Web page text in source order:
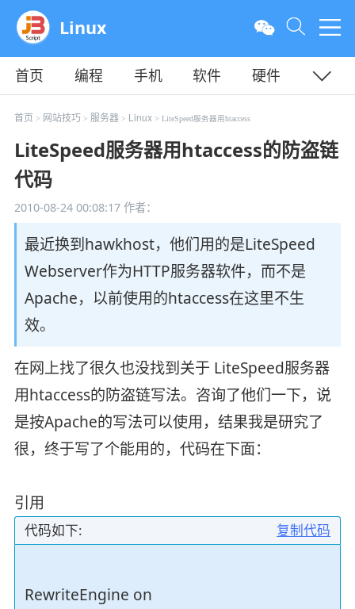
Linux
首页 编程 手机 软件
硬件
教程
平面 服务器
首页 > 网站技巧 > 服务器> Linux> LiteSpeed服务器用htaccess
LiteSpeed服务器用htaccess的防盗链
代码
2010-08-24 00:08:17作者：
最近换到hawkhost，他们用的是LiteSpeed
Webserver作为HTTP服务器软件，而不是
Apache，以前使用的htaccess在这里不生
效。
在网上找了很久也没找到关于 LiteSpeed服务器
用htaccess的防盗链写法。咨询了他们一下，说
是按Apache的写法可以使用，结果我是研究了
很，终于写了个能用的，代码在下面：
引用
复制代码
代码如下:
RewriteEngine on